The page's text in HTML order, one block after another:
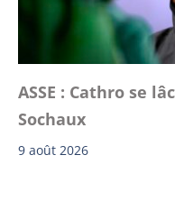
ASSE : Cathro se
Sochaux
9 août 2026